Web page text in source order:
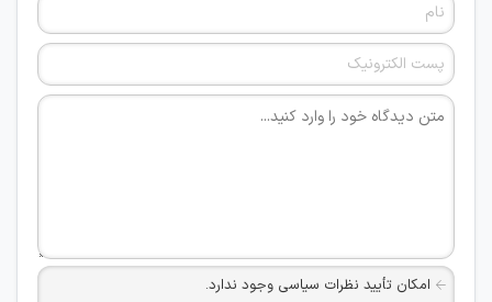
امکان تأیید نظرات سیاسی وجود ندارد.